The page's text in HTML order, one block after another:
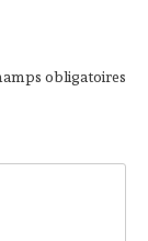
obligatoires